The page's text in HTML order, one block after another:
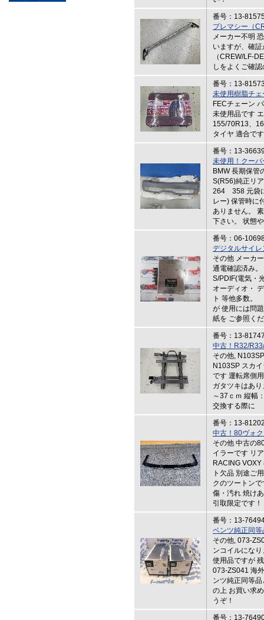
番号：13-
プレマシー（
メーカー不明
いますが、確
（CREW/LF-
しをよくご確
番号：13-
未使用樹脂チ
FECチェーン
未使用品です
155/70R13、
タイヤ 適合で
番号：13-
未使用！クー
BMW 長期保管
S(R56)純正
264 358 元袋
レー) 保管時に
ありません。
下さい。 状態
番号：06-
デジタルサイ
その他 メーカ
通電確認済み
S/PDIF(電気・
オーディオ・
ト 等他多数。
が 使用には問
紙を ご参照く
番号：13-
中古！R32/
その他,
N103SP スカ
です 運転席側
ガタツキはあ
～37ｃｍ 縦幅
交換する際に
番号：13-
中古！80ヴォ
その他 中古の
イラーです リ
RACING
ト欠品 別途ご
クのツートン
傷・汚れ 焼け
引取限定です
番号：13-
ベンツ純正同
その他, 073-
ンコイルにな
使用品ですが
073-ZS041 海
ンツ純正同等
の上 お買い求
うぞ！
番号：13-